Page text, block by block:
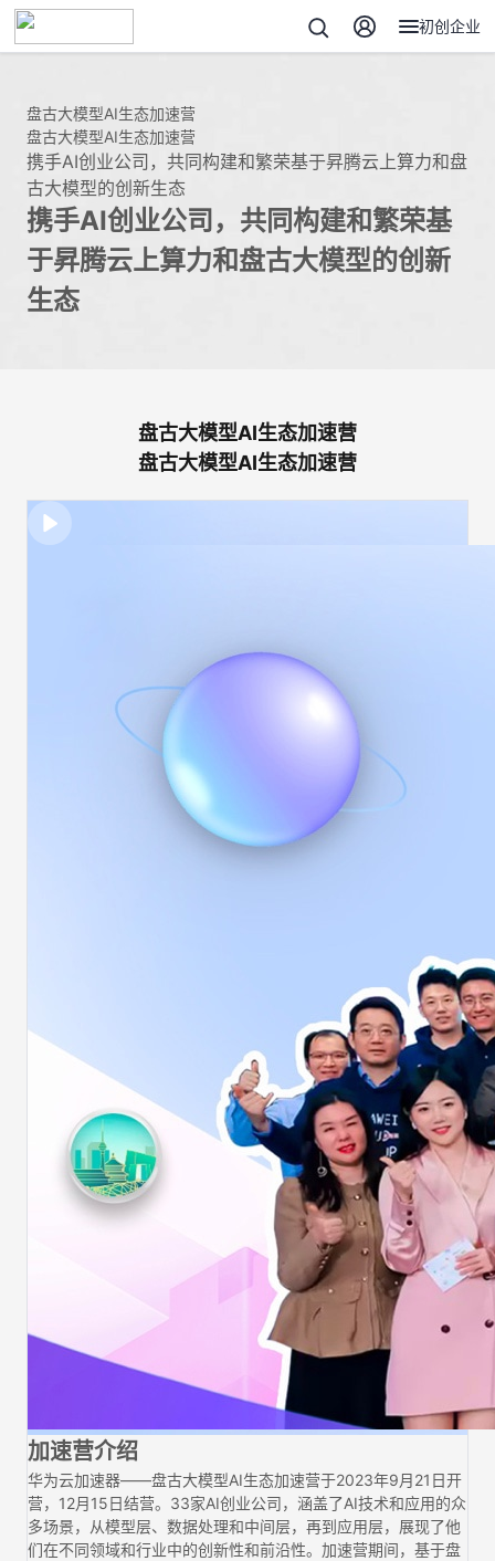
初创企业
盘古大模型AI生态加速营
盘古大模型AI生态加速营
携手AI创业公司，共同构建和繁荣基于昇腾云上算力和盘
古大模型的创新生态
携手AI创业公司，共同构建和繁荣基
于昇腾云上算力和盘古大模型的创新
生态
盘古大模型AI生态加速营
盘古大模型AI生态加速营
加速营介绍
华为云加速器——盘古大模型AI生态加速营于2023年9月21日开
营，12月15日结营。33家AI创业公司，涵盖了AI技术和应用的众
多场景，从模型层、数据处理和中间层，再到应用层，展现了他
们在不同领域和行业中的创新性和前沿性。加速营期间，基于盘